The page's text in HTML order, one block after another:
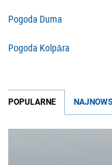
Pogoda Duma
Pogoda Kolpāra
POPULARNE